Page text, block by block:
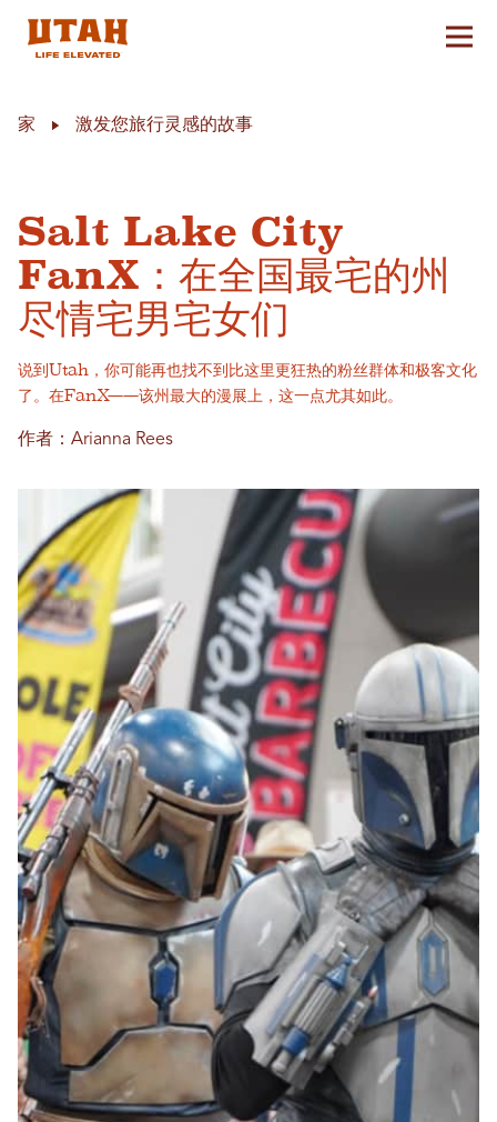
切换
家 激发您旅行灵感的故事
Salt Lake City
FanX：在全国最宅的州
尽情宅男宅女们
说到Utah，你可能再也找不到比这里更狂热的粉丝群体和极客文化
了。在FanX——该州最大的漫展上，这一点尤其如此。
作者：Arianna Rees